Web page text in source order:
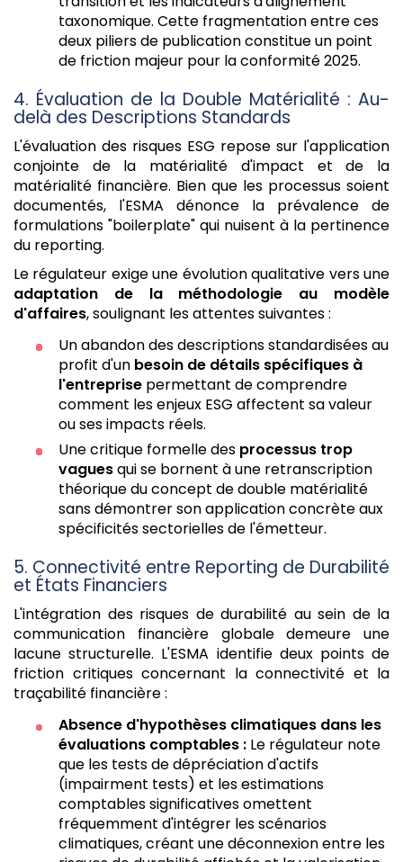
taxonomique. Cette fragmentation entre ces
deux piliers de publication constitue un point
de friction majeur pour la conformité 2025.
4. Évaluation de la Double Matérialité : Au-
delà des Descriptions Standards
L'évaluation des risques ESG repose sur l'application
conjointe de la matérialité d'impact et de la
matérialité financière. Bien que les processus soient
documentés, l'ESMA dénonce la prévalence de
formulations "boilerplate" qui nuisent à la pertinence
du reporting.
Le régulateur exige une évolution qualitative vers une
adaptation de la méthodologie au modèle
d'affaires, soulignant les attentes suivantes :
Un abandon des descriptions standardisées au
profit d'un besoin de détails spécifiques à
l'entreprise permettant de comprendre
comment les enjeux ESG affectent sa valeur
ou ses impacts réels.
Une critique formelle des processus trop
vaguesqui se bornent à une retranscription
théorique du concept de double matérialité
sans démontrer son application concrète aux
spécificités sectorielles de l'émetteur.
5. Connectivité entre Reporting de Durabilité
et États Financiers
L'intégration des risques de durabilité au sein de la
communication financière globale demeure une
lacune structurelle. L'ESMA identifie deux points de
friction critiques concernant la connectivité et la
traçabilité financière :
Absence d'hypothèses climatiques dans les
évaluations comptables : Le régulateur note
que les tests de dépréciation d'actifs
(impairment tests) et les estimations
comptables significatives omettent
fréquemment d'intégrer les scénarios
climatiques, créant une déconnexion entre les